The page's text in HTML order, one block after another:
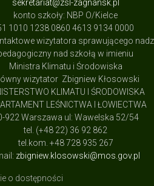
sekretariat@zsl-zagnansk.pl
konto szkoły: NBP O/Kielce
1010 1238 0860 4613 9134 0000
wizytatora sprawującego
nad szkołą w imieniu
Ministra Klimatu i Środowiska
wizytator Zbigniew Kłosowski
KLIMATU I ŚRODOWISKA
LEŚNICTWA I ŁOWIECTWA
922 Warszawa ul: Wawelska 52/54
tel. (+48 22) 36 92 862
tel.kom. +48 728 935 267
zbigniew.klosowski@mos.gov.pl
o dostępności